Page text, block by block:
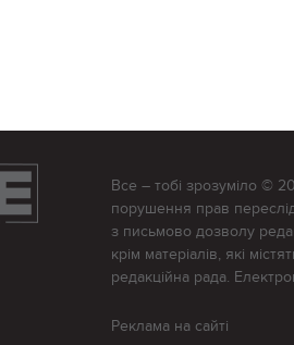
Все – тобі зрозуміло ©
порушення прав
з письмово дозволу
крім матеріалів, які
редакційна рада.
Реклама на сайті